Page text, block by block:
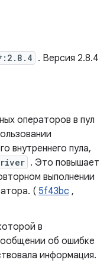
. Версия 2.8.4
операторов в пул
внутреннего пула,
. Это повышает
выполнении
( 5f43bc ,
в
об ошибке
информация.